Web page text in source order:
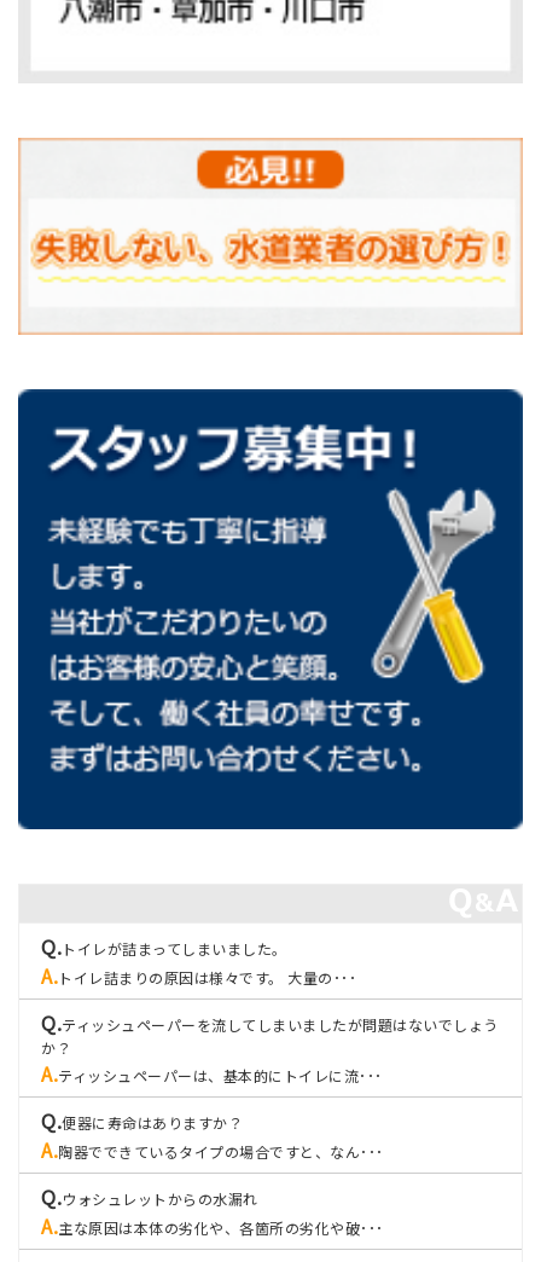
トイレが詰まってしまいました。
トイレ詰まりの原因は様々です。 大量の･･･
ティッシュペーパーを流してしまいましたが問題はないでしょう
か？
ティッシュペーパーは、基本的にトイレに流･･･
便器に寿命はありますか？
陶器でできているタイプの場合ですと、なん･･･
ウォシュレットからの水漏れ
主な原因は本体の劣化や、各箇所の劣化や破･･･